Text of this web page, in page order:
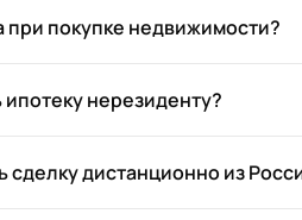
при покупке недвижимости?
нерезиденту?
дистанционно из